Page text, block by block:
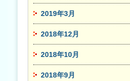
2019年3月
2018年12月
2018年10月
2018年9月